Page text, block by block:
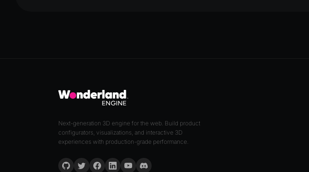
Next-generation 3D engine for the web. Build product
configurators, visualizations, and interactive 3D
experiences with production-grade performance.